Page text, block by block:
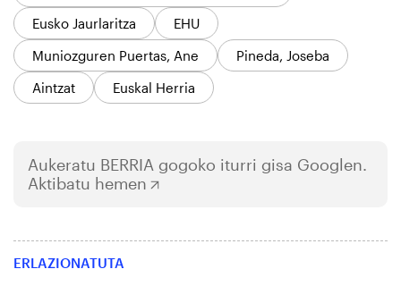
Eusko Jaurlaritza
EHU
Muniozguren Puertas, Ane
Pineda, Joseba
Aintzat
Euskal Herria
Aukeratu BERRIA gogoko iturri gisa Googlen.
Aktibatu hemen
ERLAZIONATUTA